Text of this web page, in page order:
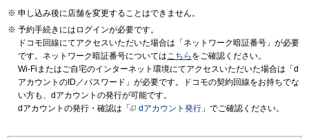
申し込み後に店舗を変更することはできません。
予約手続きにはログインが必要です。
ドコモ回線にてアクセスいただいた場合は「ネットワーク暗証番号」が必要
です。ネットワーク暗証番号についてはこちら をご確認ください。
Wi-Fiまたはご自宅のインターネット環境にてアクセスいただいた場合は「d
アカウントのID／パスワード」が必要です。ドコモの契約回線をお持ちでな
い方も、dアカウントの発行が可能です。
dアカウントの発行・確認は「
dアカウント発行 」でご確認ください。